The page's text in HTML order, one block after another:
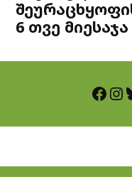
6 თვე მიესაჯა
Facebook InstagramBluesky